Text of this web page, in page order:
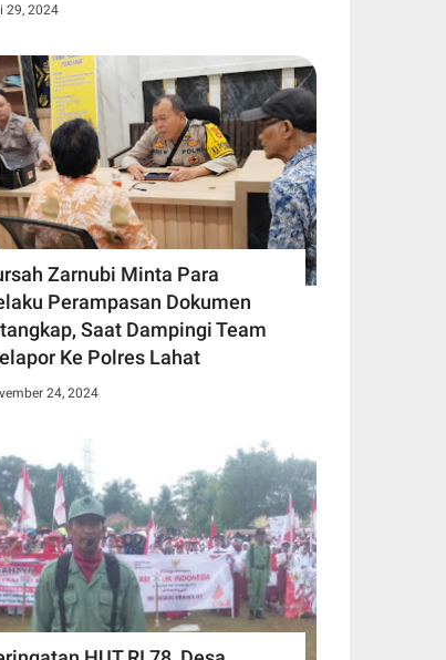
29, 2024
Zarnubi Minta Para
Perampasan Dokumen
Saat Dampingi Team
Ke Polres Lahat
24, 2024